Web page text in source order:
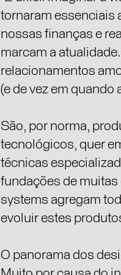
Digital Designer & AI
Co-fundador da FFF Design
Licenciado em Design
rapidamente abraçou o
Como Digital Design Lead na
Oriente nas áreas de RH e
AI nos seus processos
Nos últimos 13 anos,
tornaram essenciais
nossas finanças e
marcam a
relacionamentos
(e de vez em quando
São, por norma,
tecnológicos, quer
técnicas
fundações de
systems agregam
evoluir estes
O panorama dos